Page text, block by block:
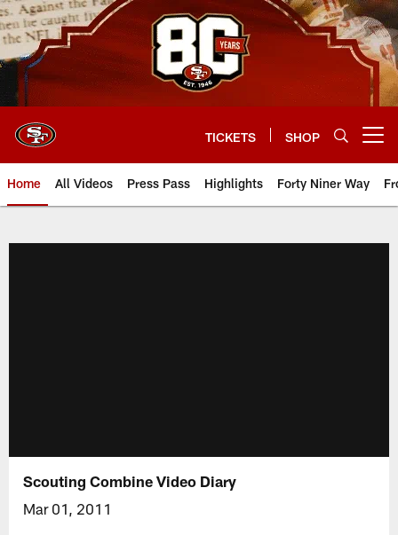
Skip
to
main
content
TICKETS SHOP
Home All Videos Press Pass Highlights Forty Niner Way
Scouting Combine Video Diary
Mar 01, 2011